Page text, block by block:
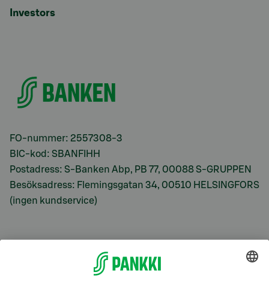
Investors
FO-nummer: 2557308-3
BIC-kod: SBANFIHH
Postadress: S-Banken Abp, PB 77, 00088 S-GRUPPEN
Besöksadress: Flemingsgatan 34, 00510 HELSINGFORS
(ingen kundservice)
S-Prime